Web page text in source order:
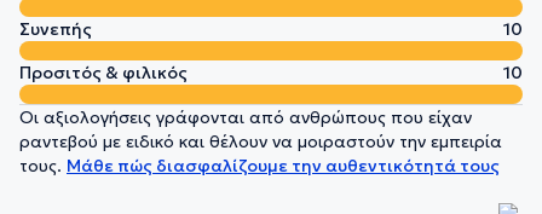
Συνεπής
10
Προσιτός & φιλικός
10
Οι αξιολογήσεις γράφονται από ανθρώπους που είχαν
ραντεβού με ειδικό και θέλουν να μοιραστούν την εμπειρία
τους. Μάθε πώς διασφαλίζουμε την αυθεντικότητά τους